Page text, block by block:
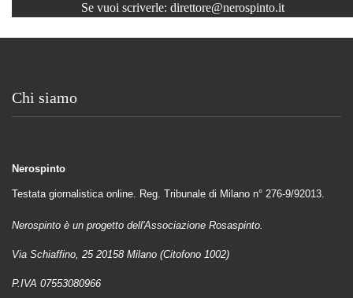
Se vuoi scriverle: direttore@nerospinto.it
Chi siamo
Nerospinto
Testata giornalistica online. Reg. Tribunale di Milano n° 276-9/92013.
Nerospinto è un progetto dell'Associazione Rosaspinto.
Via Schiaffino, 25 20158 Milano (Citofono 1002)
P.IVA 07553080966